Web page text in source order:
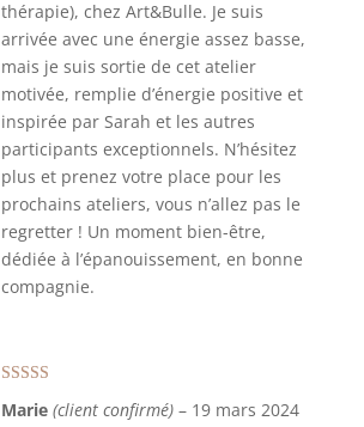
thérapie), chez Art&Bulle. Je suis
arrivée avec une énergie assez basse,
mais je suis sortie de cet atelier
motivée, remplie d’énergie positive et
inspirée par Sarah et les autres
participants exceptionnels. N’hésitez
plus et prenez votre place pour les
prochains ateliers, vous n’allez pas le
regretter ! Un moment bien-être,
dédiée à l’épanouissement, en bonne
compagnie.
Marie (client confirmé) – 19 mars 2024